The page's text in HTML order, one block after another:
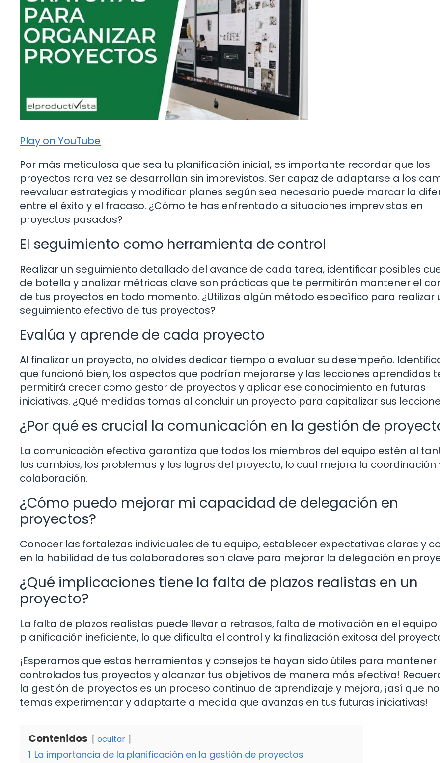
Play on YouTube
Por más meticulosa que sea tu planificación inicial, es importante recordar que los
proyectos rara vez se desarrollan sin imprevistos. Ser capaz de adaptarse a los
reevaluar estrategias y modificar planes según sea necesario puede marcar la
entre el éxito y el fracaso. ¿Cómo te has enfrentado a situaciones imprevistas en
proyectos pasados?
El seguimiento como herramienta de control
Realizar un seguimiento detallado del avance de cada tarea, identificar posibles
de botella y analizar métricas clave son prácticas que te permitirán mantener el
de tus proyectos en todo momento. ¿Utilizas algún método específico para realizar
seguimiento efectivo de tus proyectos?
Evalúa y aprende de cada proyecto
Al finalizar un proyecto, no olvides dedicar tiempo a evaluar su desempeño.
que funcionó bien, los aspectos que podrían mejorarse y las lecciones aprendidas
permitirá crecer como gestor de proyectos y aplicar ese conocimiento en futuras
iniciativas. ¿Qué medidas tomas al concluir un proyecto para capitalizar sus
¿Por qué es crucial la comunicación en la gestión de
La comunicación efectiva garantiza que todos los miembros del equipo estén al
los cambios, los problemas y los logros del proyecto, lo cual mejora la coordinación
colaboración.
¿Cómo puedo mejorar mi capacidad de delegación en
proyectos?
Conocer las fortalezas individuales de tu equipo, establecer expectativas claras y
en la habilidad de tus colaboradores son clave para mejorar la delegación en
¿Qué implicaciones tiene la falta de plazos realistas en un
proyecto?
La falta de plazos realistas puede llevar a retrasos, falta de motivación en el equipo
planificación ineficiente, lo que dificulta el control y la finalización exitosa del
¡Esperamos que estas herramientas y consejos te hayan sido útiles para mantener
controlados tus proyectos y alcanzar tus objetivos de manera más efectiva!
la gestión de proyectos es un proceso continuo de aprendizaje y mejora, ¡así que no
temas experimentar y adaptarte a medida que avanzas en tus futuras iniciativas!
Contenidos ocultar
1 La importancia de la planificación en la gestión de proyectos